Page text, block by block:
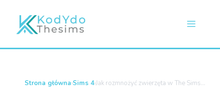
M
n
Strona główna›Sims 4›Jak rozmnożyć zwierzęta w The Sims...